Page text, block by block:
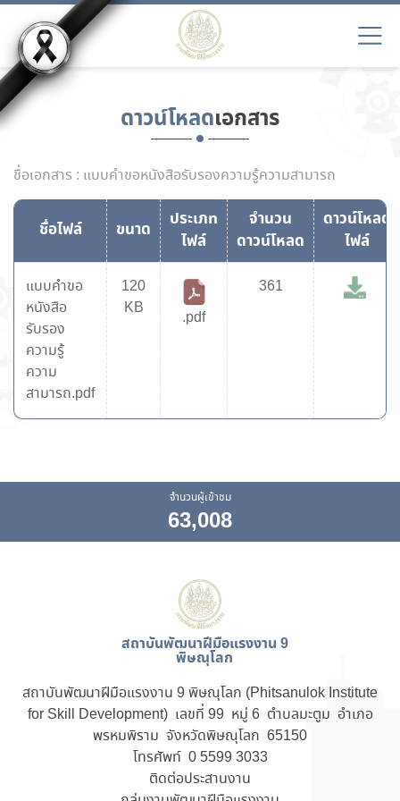
ดาวน์โหลดเอกสาร
ชื่อเอกสาร : แบบคำขอหนังสือรับรองความรู้ความสามารถ
ชื่อไฟล์ ขนาด
ประเภท
ไฟล์
จำนวน
ดาวน์โหลด
ดาวน์โหลด
ไฟล์
แบบคำขอ
หนังสือ
รับรอง
ความรู้
ความ
สามารถ.pdf
120
KB
.pdf
361
จำนวนผู้เข้าชม
63,008
สถาบันพัฒนาฝีมือแรงงาน 9
พิษณุโลก
สถาบันพัฒนาฝีมือแรงงาน 9 พิษณุโลก (Phitsanulok Institute
for Skill Development) เลขที่ 99 หมู่ 6 ตำบลมะตูม อำเภอ
พรหมพิราม จังหวัดพิษณุโลก 65150
โทรศัพท์ 0 5599 3033
ติดต่อประสานงาน